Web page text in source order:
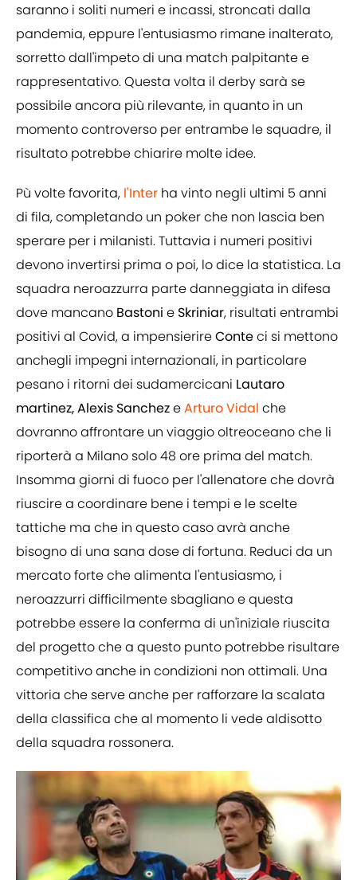
saranno i soliti numeri e incassi, stroncati dalla
pandemia, eppure l'entusiasmo rimane inalterato,
sorretto dall'impeto di una match palpitante e
rappresentativo. Questa volta il derby sarà se
possibile ancora più rilevante, in quanto in un
momento controverso per entrambe le squadre, il
risultato potrebbe chiarire molte idee.
Pù volte favorita, l'Inter ha vinto negli ultimi 5 anni
di fila, completando un poker che non lascia ben
sperare per i milanisti. Tuttavia i numeri positivi
devono invertirsi prima o poi, lo dice la statistica. La
squadra neroazzurra parte danneggiata in difesa
dove mancano Bastoni e Skriniar, risultati entrambi
positivi al Covid, a impensierireConteci si mettono
anchegli impegni internazionali, in particolare
pesano i ritorni dei sudamercicani Lautaro
martinez, Alexis SanchezeArturoVidal che
dovranno affrontare un viaggio oltreoceano che li
riporterà a Milano solo 48 ore prima del match.
Insomma giorni di fuoco per l'allenatoreche dovrà
riuscire a coordinare bene i tempi e le scelte
tattiche ma che in questo caso avrà anche
bisogno di una sana dose di fortuna. Reduci da un
mercato forte che alimenta l'entusiasmo, i
neroazzurri difficilmente sbagliano e questa
potrebbe essere la conferma di un'iniziale riuscita
del progetto che a questo punto potrebbe risultare
competitivo anche in condizioni non ottimali. Una
vittoria che serve anche per rafforzare la scalata
della classifica che al momento li vede aldisotto
della squadra rossonera.